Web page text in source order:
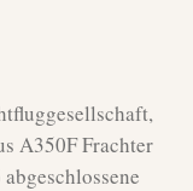
A350F Frachter